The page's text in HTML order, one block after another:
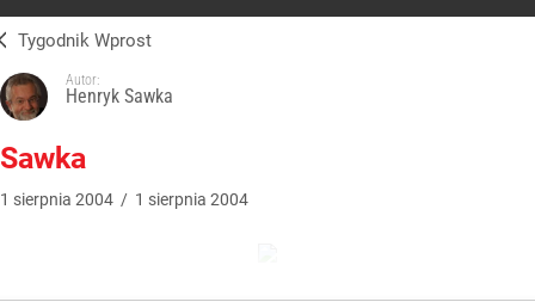
Tygodnik Wprost
Autor:
Henryk Sawka
Sawka
1 sierpnia 2004 / 1 sierpnia 2004